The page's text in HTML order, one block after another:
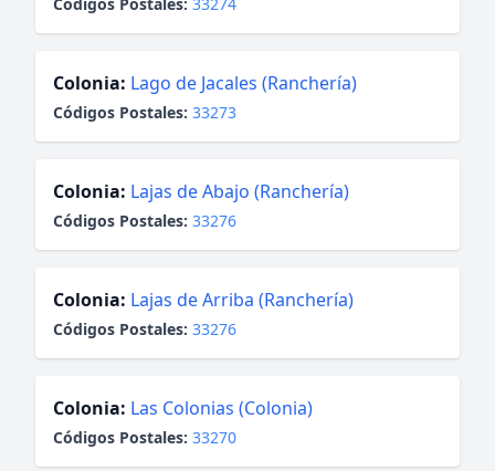
Colonia: Lago de Jacales (Ranchería)
Códigos Postales: 33273
Colonia: Lajas de Abajo (Ranchería)
Códigos Postales: 33276
Colonia: Lajas de Arriba (Ranchería)
Códigos Postales: 33276
Colonia: Las Colonias (Colonia)
Códigos Postales: 33270